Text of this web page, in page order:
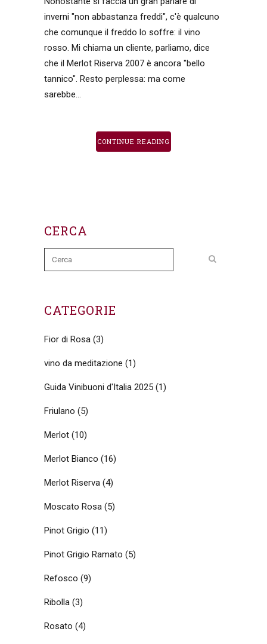
inverni "non abbastanza freddi", c'è qualcuno
che comunque il freddo lo soffre: il vino
rosso. Mi chiama un cliente, parliamo, dice
che il Merlot Riserva 2007 è ancora "bello
tannico". Resto perplessa: ma come
sarebbe...
CONTINUE READING
CERCA
CATEGORIE
Fior di Rosa (3)
vino da meditazione (1)
Guida Vinibuoni d'Italia 2025 (1)
Friulano (5)
Merlot (10)
Merlot Bianco (16)
Merlot Riserva (4)
Moscato Rosa (5)
Pinot Grigio (11)
Pinot Grigio Ramato (5)
Refosco (9)
Ribolla (3)
Rosato (4)